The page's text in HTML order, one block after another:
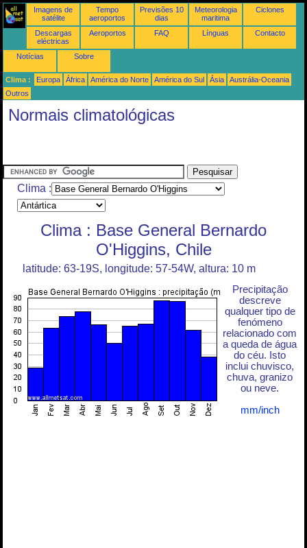
Imagens de
satélite
Tempo
aeroportos
Previsões 10
dias
Meteorologia
maritima
Ciclones
Descargas
eléctricas
Aeroportos FAQ Línguas Contacto
Notícias Sobre
Clima : Europa África América do Norte América do Sul Ásia
Austrália-Oceania
Outros
Normais climatológicas
Clima :
Clima : Base General Bernardo
O'Higgins, Chile
latitude: 63-19S, longitude: 57-54W, altura: 10 m
Precipitação
descreve
qualquer tipo de
fenómeno
relacionado com
a queda de água
do céu. Isto
inclui chuvisco,
chuva, granizo
ou neve.
mm/inch